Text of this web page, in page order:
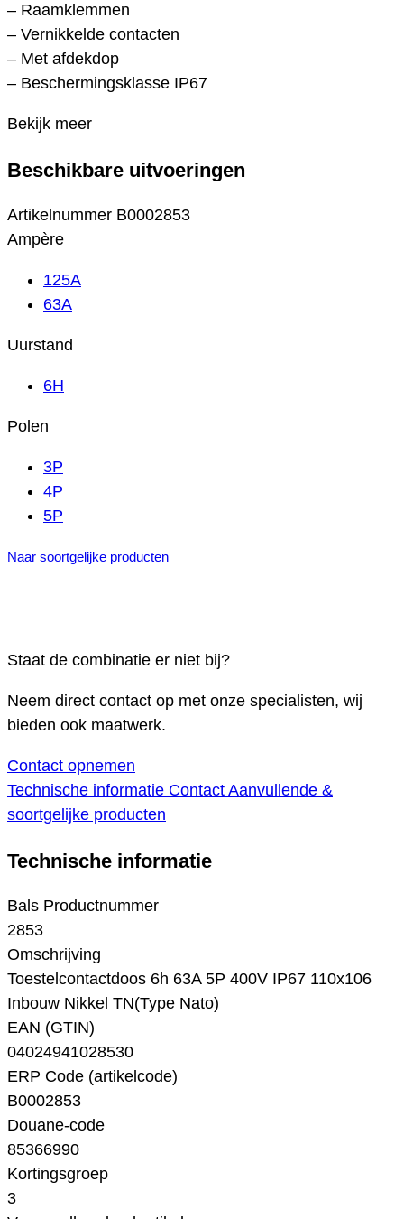
– Raamklemmen
– Vernikkelde contacten
– Met afdekdop
– Beschermingsklasse IP67
Bekijk meer
Beschikbare uitvoeringen
Artikelnummer B0002853
Ampère
125A
63A
Uurstand
6H
Polen
3P
4P
5P
Naar soortgelijke producten
Staat de combinatie er niet bij?
Neem direct contact op met onze specialisten, wij
bieden ook maatwerk.
Contact opnemen
Technische informatie Contact Aanvullende &
soortgelijke producten
Technische informatie
Bals Productnummer
2853
Omschrijving
Toestelcontactdoos 6h 63A 5P 400V IP67 110x106
Inbouw Nikkel TN(Type Nato)
EAN (GTIN)
04024941028530
ERP Code (artikelcode)
B0002853
Douane-code
85366990
Kortingsgroep
3